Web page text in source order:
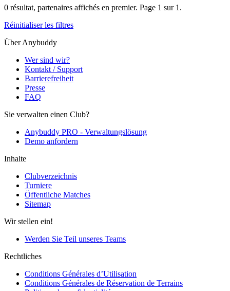
0 résultat, partenaires affichés en premier. Page 1 sur 1 .
Réinitialiser les filtres
Über Anybuddy
Wer sind wir?
Kontakt / Support
Barrierefreiheit
Presse
FAQ
Sie verwalten einen Club?
Anybuddy PRO - Verwaltungslösung
Demo anfordern
Inhalte
Clubverzeichnis
Turniere
Öffentliche Matches
Sitemap
Wir stellen ein!
Werden Sie Teil unseres Teams
Rechtliches
Conditions Générales d’Utilisation
Conditions Générales de Réservation de Terrains